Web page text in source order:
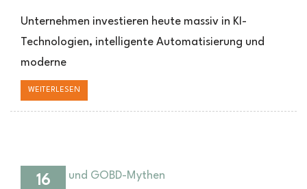
:
Daten
Unternehmen investieren heute massiv in KI-
Technologien, intelligente Automatisierung und
moderne
WEITERLESEN
16